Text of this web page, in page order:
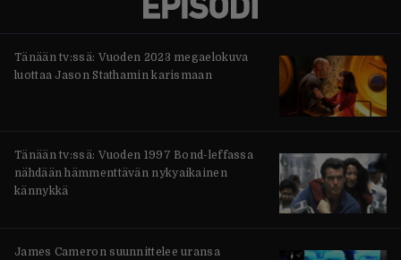
Tänään tv:ssä: Vuoden 2023 megaelokuva
luottaa Jason Stathamin karismaan
Tänään tv:ssä: Vuoden 1997 Bond-leffassa
nähdään hämmenttävän nykyaikainen
kännykkä
James Cameron suunnittelee uransa